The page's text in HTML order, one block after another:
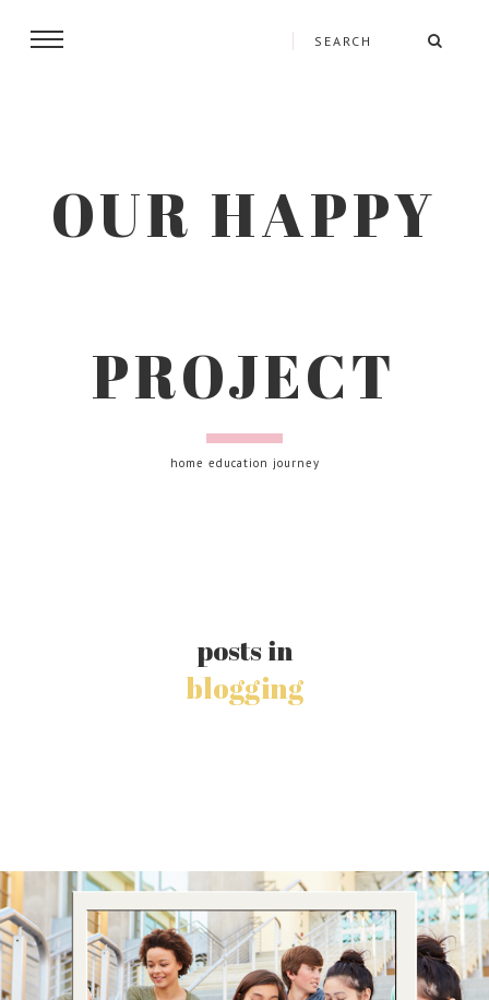
OUR HAPPY
PROJECT
home education journey
posts in
blogging